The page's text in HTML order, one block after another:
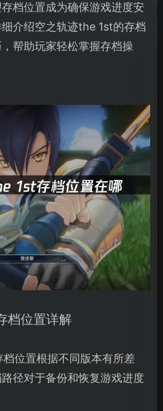
档位置成为确保游戏进度安
介绍空之轨迹the 1st的存档
帮助玩家轻松掌握存档操
档位置详解
位置根据不同版本有所差
径对于备份和恢复游戏进度